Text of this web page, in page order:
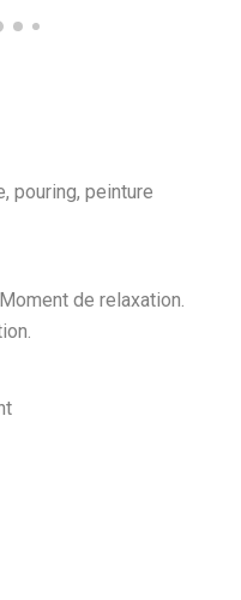
pouring, peinture
de relaxation.